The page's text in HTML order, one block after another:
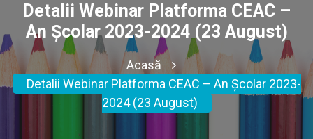
Detalii Webinar Platforma CEAC –
An Școlar 2023-2024 (23 August)
Acasă
Detalii Webinar Platforma CEAC – An Școlar 2023-
2024 (23 August)